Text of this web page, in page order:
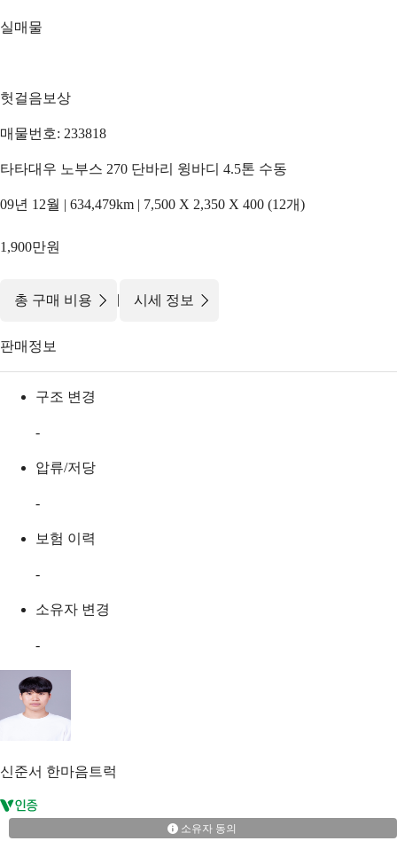
실매물
헛걸음보상
매물번호: 233818
타타대우 노부스 270 단바리 윙바디 4.5톤 수동
09년 12월 | 634,479km | 7,500 X 2,350 X 400 (12개)
1,900만원
총 구매 비용 | 시세 정보
판매정보
구조 변경
-
압류/저당
-
보험 이력
-
소유자 변경
-
신준서 한마음트럭
소유자 동의